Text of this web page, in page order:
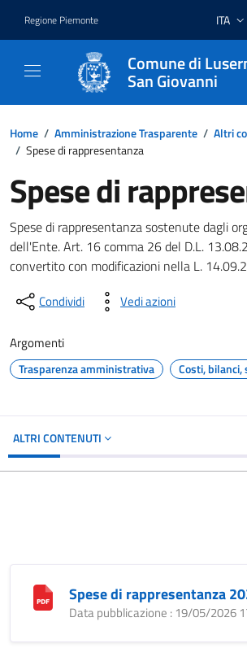
Regione Piemonte ITA
Comune di
San Giovanni
Home / Amministrazione Trasparente / Altri
/ Spese di rappresentanza
Spese di
Spese di rappresentanza sostenute dagli
dell'Ente. Art. 16 comma 26 del D.L.
convertito con modificazioni nella L.
Condividi Vedi azioni
Argomenti
Trasparenza amministrativa Costi,
ALTRI CONTENUTI
Spese di rappresentanza
Data pubblicazione : 19/05/2026